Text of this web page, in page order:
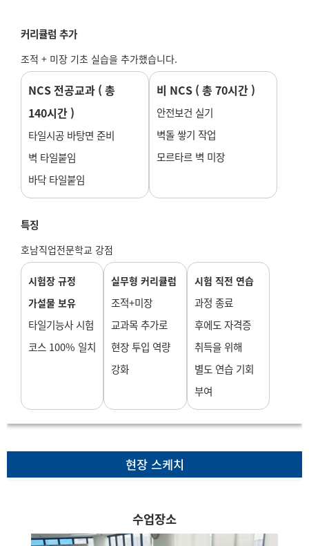
커리큘럼 추가
조적 + 미장 기초 실습을 추가했습니다.
NCS 전공교과 ( 총
140시간 )
타일시공 바탕면 준비
벽 타일붙임
바닥 타일붙임
비 NCS ( 총 70시간 )
안전보건 실기
벽돌 쌓기 작업
모르타르 벽 미장
특징
호남직업전문학교 강점
시험장 규정
가설물 보유
타일기능사 시험
코스 100% 일치
실무형 커리큘럼
조적+미장
교과목 추가로
현장 투입 역량
강화
시험 직전 연습
과정 종료
후에도 자격증
취득을 위해
별도 연습 기회
부여
현장 스케치
그라인더가 처음이라 죄송...